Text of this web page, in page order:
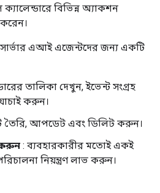
বিভিন্ন অ্যাকশন
এআই এজেন্টদের জন্য একটি
তালিকা দেখুন, ইভেন্ট সংগ্রহ
করুন।
তৈরি, আপডেট এবং ডিলিট করুন।
করুন : ব্যবহারকারীর মতোই একই
নিয়ন্ত্রণ লাভ করুন।